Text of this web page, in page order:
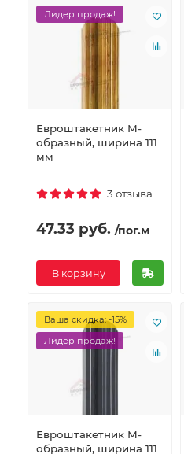
Лидер продаж!
Евроштакетник М-
образный, ширина 111
мм
3 отзыва
47.33 руб. /пог.м
В корзину
Ваша скидка: -15%
Лидер продаж!
Евроштакетник М-
образный, ширина 111